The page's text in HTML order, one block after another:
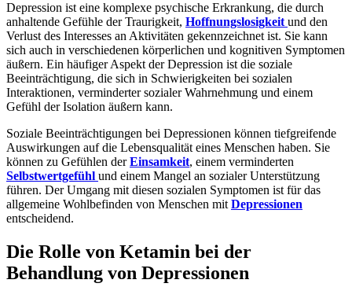
Depression ist eine komplexe psychische Erkrankung, die durch
anhaltende Gefühle der Traurigkeit, Hoffnungslosigkeit und den
Verlust des Interesses an Aktivitäten gekennzeichnet ist. Sie kann
sich auch in verschiedenen körperlichen und kognitiven Symptomen
äußern. Ein häufiger Aspekt der Depression ist die soziale
Beeinträchtigung, die sich in Schwierigkeiten bei sozialen
Interaktionen, verminderter sozialer Wahrnehmung und einem
Gefühl der Isolation äußern kann.
Soziale Beeinträchtigungen bei Depressionen können tiefgreifende
Auswirkungen auf die Lebensqualität eines Menschen haben. Sie
können zu Gefühlen derEinsamkeit, einem verminderten
Selbstwertgefühl und einem Mangel an sozialer Unterstützung
führen. Der Umgang mit diesen sozialen Symptomen ist für das
allgemeine Wohlbefinden von Menschen mit Depressionen
entscheidend.
Die Rolle von Ketamin bei der
Behandlung von Depressionen